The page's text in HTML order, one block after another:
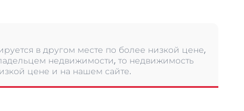
в другом месте по более низкой цене,
недвижимости, то недвижимость
цене и на нашем сайте.